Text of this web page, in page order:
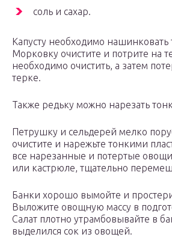
соль и сахар.
Капусту необходимо нашинковать
Морковку очистите и потрите на
необходимо очистить, а затем
терке.
Также редьку можно нарезать
Петрушку и сельдерей мелко
очистите и нарежьте тонкими
все нарезанные и потертые
или кастрюле, тщательно
Банки хорошо вымойте и
Выложите овощную массу в
Салат плотно утрамбовывайте в
выделился сок из овощей.